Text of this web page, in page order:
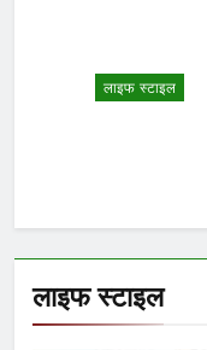
लाइफ स्टाइल
लाइफ स्टाइल